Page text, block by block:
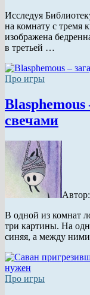
Исследуя
на комнату с тремя
изображена
в третьей …
Про игры
Blasphemous
свечами
Автор:
В одной из комнат
три картины. На
синяя, а между
Про игры